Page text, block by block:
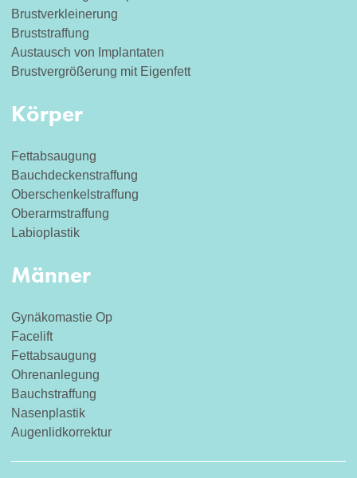
Brustverkleinerung
Bruststraffung
Austausch von Implantaten
Brustvergrößerung mit Eigenfett
Körper
Fettabsaugung
Bauchdeckenstraffung
Oberschenkelstraffung
Oberarmstraffung
Labioplastik
Männer
Gynäkomastie Op
Facelift
Fettabsaugung
Ohrenanlegung
Bauchstraffung
Nasenplastik
Augenlidkorrektur